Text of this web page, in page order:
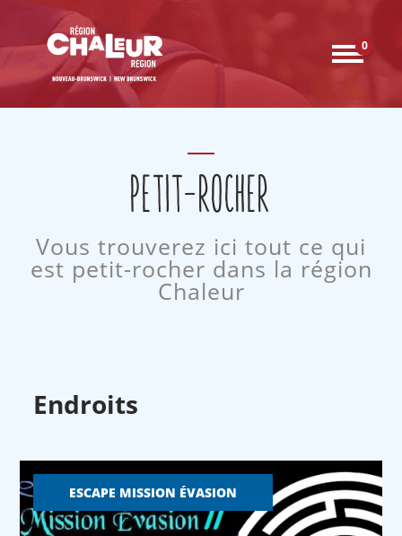
0
PETIT-ROCHER
Vous trouverez ici tout ce qui
est petit-rocher dans la région
Chaleur
Endroits
ESCAPE MISSION ÉVASION